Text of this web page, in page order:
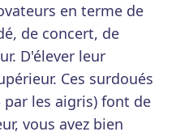
en terme de
de concert, de
D'élever leur
Ces surdoués
par les aigris) font de
vous avez bien